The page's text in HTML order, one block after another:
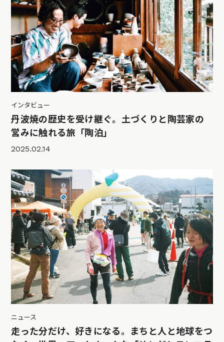
インタビュー
丹波焼の歴史を受け継ぐ。土づくりと陶芸家の
営みに触れる旅「陶泊」
2025.02.14
ニュース
走った分だけ、好きになる。まちと人と地球をつ